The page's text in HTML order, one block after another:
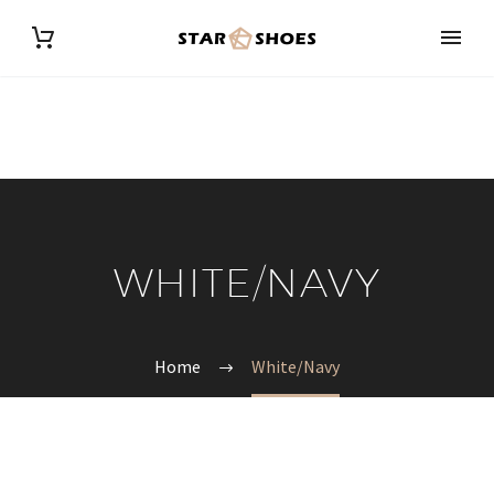
WHITE/NAVY
Home White/Navy